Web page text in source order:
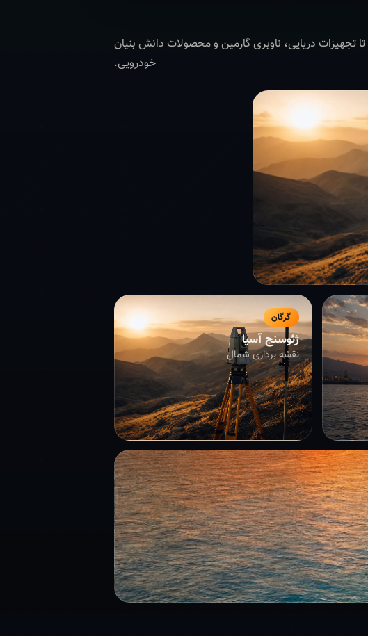
از مهندسین مشاور و GIS تا تجهیزات دریایی، ناوبری گارمین و محصولات دانش بنیان
خودرویی.
گرگان
ژئوسنج آسیا
نقشه برداری شمال